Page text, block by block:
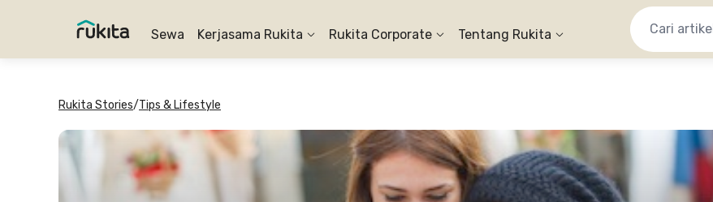
Sewa Kerjasama Rukita Rukita Corporate Tentang Rukita
Rukita Stories/Tips & Lifestyle